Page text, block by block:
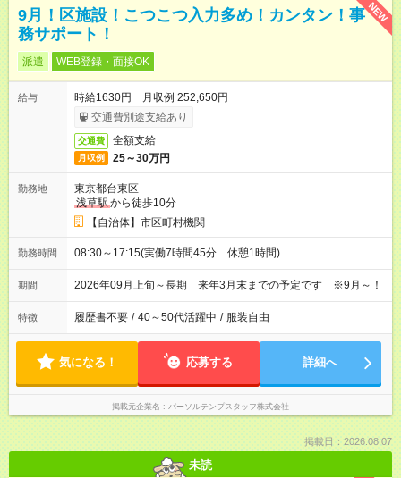
NEW
9月！区施設！こつこつ入力多め！カンタン！事
務サポート！
派遣 WEB登録・面接OK
給与
時給1630円 月収例 252,650円
交通費別途支給あり
交通費 全額支給
月収例 25～30万円
勤務地
東京都台東区
浅草駅から徒歩10分
【自治体】市区町村機関
勤務時間 08:30～17:15(実働7時間45分 休憩1時間)
期間 2026年09月上旬～長期 来年3月末までの予定です ※9月～！
特徴 履歴書不要 / 40～50代活躍中 / 服装自由
気になる！ 応募する 詳細へ
掲載元企業名 パーソルテンプスタッフ株式会社
掲載日：2026.08.07
未読